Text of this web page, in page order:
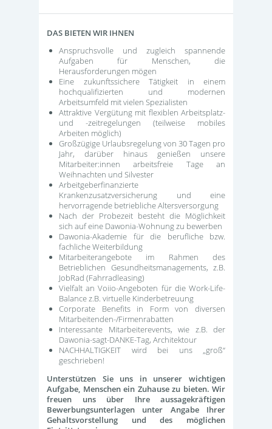
DAS BIETEN WIR IHNEN
Anspruchsvolle und zugleich spannende
Aufgaben für Menschen, die
Herausforderungen mögen
Eine zukunftssichere Tätigkeit in einem
hochqualifizierten und modernen
Arbeitsumfeld mit vielen Spezialisten
Attraktive Vergütung mit flexiblen Arbeitsplatz-
und -zeitregelungen (teilweise mobiles
Arbeiten möglich)
Großzügige Urlaubsregelung von 30 Tagen pro
Jahr, darüber hinaus genießen unsere
Mitarbeiter:innen arbeitsfreie Tage an
Weihnachten und Silvester
Arbeitgeberfinanzierte
Krankenzusatzversicherung und eine
hervorragende betriebliche Altersversorgung
Nach der Probezeit besteht die Möglichkeit
sich auf eine Dawonia-Wohnung zu bewerben
Dawonia-Akademie für die berufliche bzw.
fachliche Weiterbildung
Mitarbeiterangebote im Rahmen des
Betrieblichen Gesundheitsmanagements, z.B.
JobRad (Fahrradleasing)
Vielfalt an Voiio-Angeboten für die Work-Life-
Balance z.B. virtuelle Kinderbetreuung
Corporate Benefits in Form von diversen
Mitarbeitenden-/Firmenrabatten
Interessante Mitarbeiterevents, wie z.B. der
Dawonia-sagt-DANKE-Tag, Architektour
NACHHALTIGKEIT wird bei uns „groß“
geschrieben!
Unterstützen Sie uns in unserer wichtigen
Aufgabe, Menschen ein Zuhause zu bieten. Wir
freuen uns über Ihre aussagekräftigen
Bewerbungsunterlagen unter Angabe Ihrer
Gehaltsvorstellung und des möglichen